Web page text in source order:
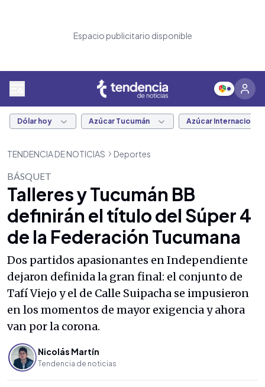
Espacio publicitario disponible
Dólar hoy Azúcar Tucumán Azúcar Internacional
TENDENCIA DE NOTICIAS Deportes
BÁSQUET
Talleres y Tucumán BB
definirán el título del Súper 4
de la Federación Tucumana
Dos partidos apasionantes en Independiente
dejaron definida la gran final: el conjunto de
Tafí Viejo y el de Calle Suipacha se impusieron
en los momentos de mayor exigencia y ahora
van por la corona.
Nicolás Martín
Tendencia de noticias